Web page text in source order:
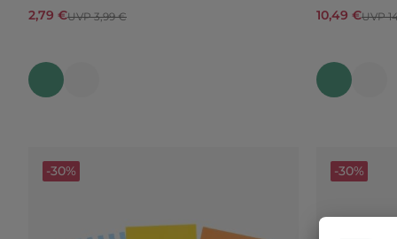
2,79 €UVP 3,99 € 10,49 €UVP
-30% -30%